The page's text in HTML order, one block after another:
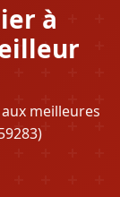
à
meilleures